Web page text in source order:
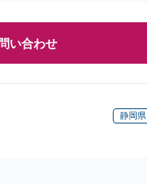
い合わせ
静岡県